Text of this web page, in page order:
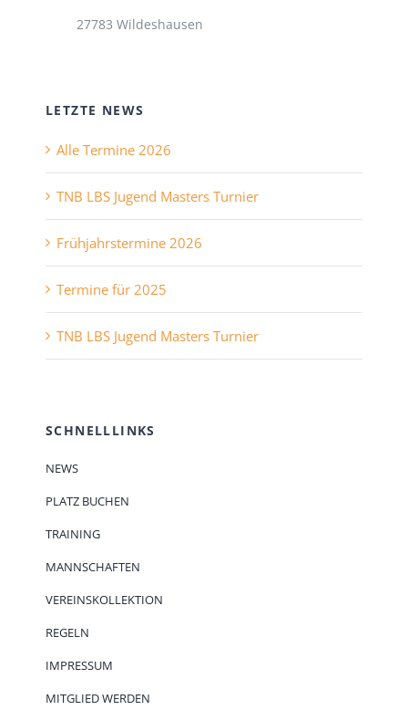
27783 Wildeshausen
LETZTE NEWS
Alle Termine 2026
TNB LBS Jugend Masters Turnier
Frühjahrstermine 2026
Termine für 2025
TNB LBS Jugend Masters Turnier
SCHNELLLINKS
NEWS
PLATZ BUCHEN
TRAINING
MANNSCHAFTEN
VEREINSKOLLEKTION
REGELN
IMPRESSUM
MITGLIED WERDEN